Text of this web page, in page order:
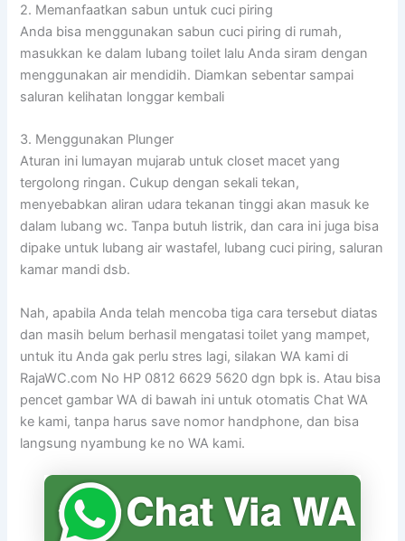
2. Memanfaatkan sabun untuk cuci piring
Anda bisa menggunakan sabun cuci piring di rumah,
masukkan ke dalam lubang toilet lalu Anda siram dengan
menggunakan air mendidih. Diamkan sebentar sampai
saluran kelihatan longgar kembali
3. Menggunakan Plunger
Aturan ini lumayan mujarab untuk closet macet yang
tergolong ringan. Cukup dengan sekali tekan,
menyebabkan aliran udara tekanan tinggi akan masuk ke
dalam lubang wc. Tanpa butuh listrik, dan cara ini juga bisa
dipake untuk lubang air wastafel, lubang cuci piring, saluran
kamar mandi dsb.
Nah, apabila Anda telah mencoba tiga cara tersebut diatas
dan masih belum berhasil mengatasi toilet yang mampet,
untuk itu Anda gak perlu stres lagi, silakan WA kami di
RajaWC.com No HP 0812 6629 5620 dgn bpk is. Atau bisa
pencet gambar WA di bawah ini untuk otomatis Chat WA
ke kami, tanpa harus save nomor handphone, dan bisa
langsung nyambung ke no WA kami.